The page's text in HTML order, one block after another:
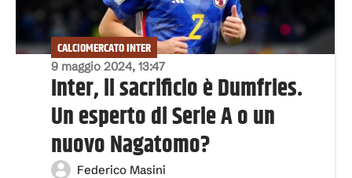
9 maggio 2024, 13:47
CALCIOMERCATO INTER
Inter, il sacrificio è Dumfries.
Un esperto di Serie A o un
nuovo Nagatomo?
Federico Masini